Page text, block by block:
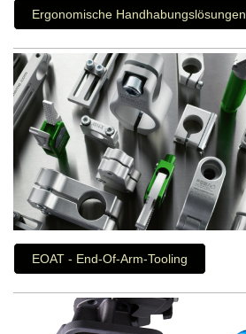
Ergonomische Handhabungslösungen
EOAT - End-Of-Arm-Tooling